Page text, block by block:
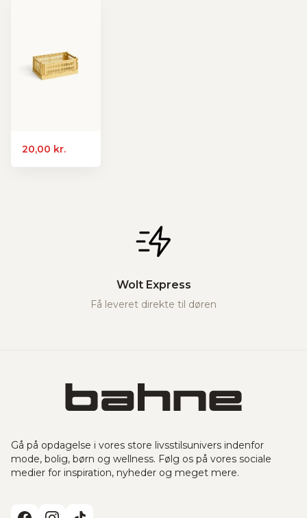
20,00 kr.
Wolt Express
Få leveret direkte til døren
Gå på opdagelse i vores store livsstilsunivers indenfor
mode, bolig, børn og wellness. Følg os på vores sociale
medier for inspiration, nyheder og meget mere.